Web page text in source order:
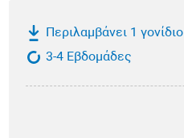
Περιλαμβάνει 1 γονίδιο
3-4 Εβδομάδες